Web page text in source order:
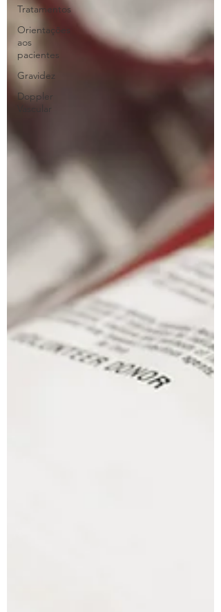
Tratamentos
Orientações
aos
pacientes
Gravidez
Doppler
Vascular